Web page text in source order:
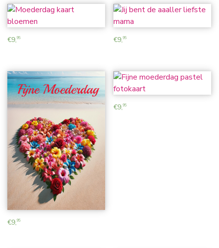
€9,95 €9,95
€9,95
€9,95